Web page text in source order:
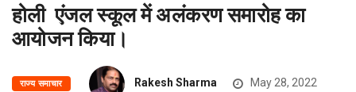
होली एंजल स्कूल में अलंकरण समारोह का
आयोजन किया।
राज्य समाचार Rakesh Sharma May 28, 2022